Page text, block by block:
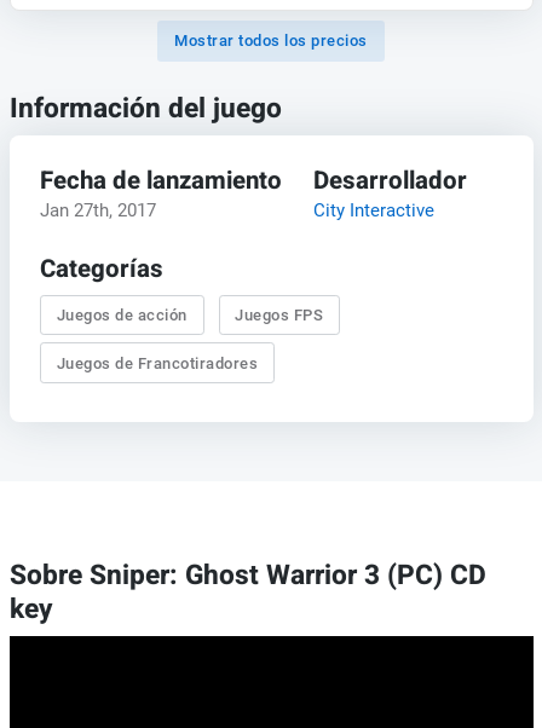
Mostrar todos los precios
Información del juego
Fecha de lanzamiento
Jan 27th, 2017
Desarrollador
City Interactive
Categorías
Juegos de acción Juegos FPS
Juegos de Francotiradores
Sobre Sniper: Ghost Warrior 3 (PC) CD
key